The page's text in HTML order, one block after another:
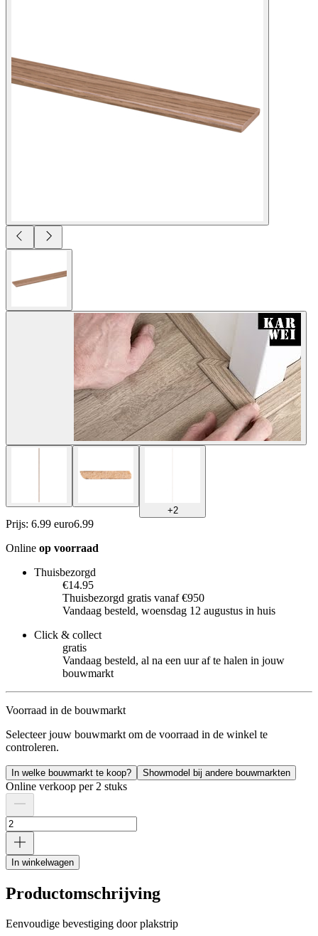
+2
Prijs: 6.99 euro6.99
Online op voorraad
Thuisbezorgd
€14.95
Thuisbezorgd gratis vanaf €950
Vandaag besteld, woensdag 12 augustus in huis
Click & collect
gratis
Vandaag besteld, al na een uur af te halen in jouw
bouwmarkt
Voorraad in de bouwmarkt
Selecteer jouw bouwmarkt om de voorraad in de winkel te
controleren.
In welke bouwmarkt te koop? Showmodel bij andere bouwmarkten
Online verkoop per 2 stuks
In winkelwagen
Productomschrijving
Eenvoudige bevestiging door plakstrip